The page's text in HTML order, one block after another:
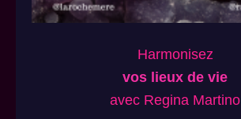
Harmonisez
vos lieux de vie
avec Regina Martino